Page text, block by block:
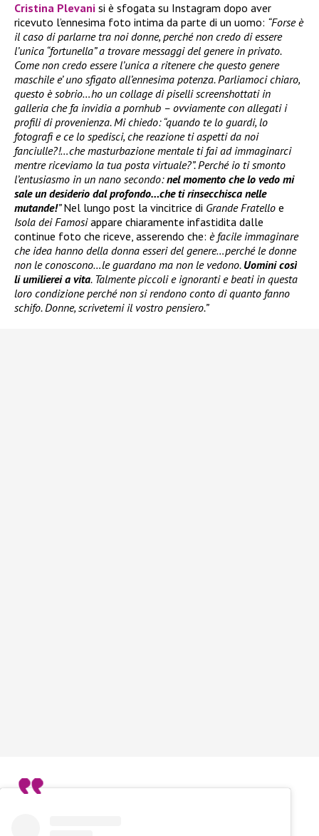
Cristina Plevani si è sfogata su Instagram dopo aver
ricevuto l’ennesima foto intima da parte di un uomo: “Forse è
il caso di parlarne tra noi donne, perché non credo di essere
l’unica “fortunella” a trovare messaggi del genere in privato.
Come non credo essere l’unica a ritenere che questo genere
maschile e’ uno sfigato all’ennesima potenza. Parliamoci chiaro,
questo è sobrio…ho un collage di piselli screenshottati in
galleria che fa invidia a pornhub – ovviamente con allegati i
profili di provenienza. Mi chiedo: “quando te lo guardi, lo
fotografi e ce lo spedisci, che reazione ti aspetti da noi
fanciulle?!…che masturbazione mentale ti fai ad immaginarci
mentre riceviamo la tua posta virtuale?”. Perché io ti smonto
l’entusiasmo in un nano secondo:nel momento che lo vedo mi
sale un desiderio dal profondo…che ti rinsecchisca nelle
mutande!”Nel lungo post la vincitrice di Grande Fratello e
Isola dei Famosiappare chiaramente infastidita dalle
continue foto che riceve, asserendo che: è facile immaginare
che idea hanno della donna esseri del genere…perché le donne
non le conoscono…le guardano ma non le vedono. Uomini così
li umilierei a vita. Talmente piccoli e ignoranti e beati in questa
loro condizione perché non si rendono conto di quanto fanno
schifo. Donne, scrivetemi il vostro pensiero.”